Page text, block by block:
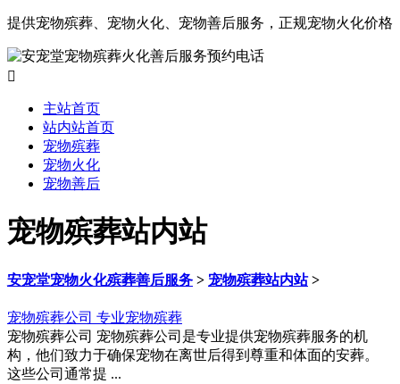
提供宠物殡葬、宠物火化、宠物善后服务，正规宠物火化价格

主站首页
站内站首页
宠物殡葬
宠物火化
宠物善后
宠物殡葬站内站
安宠堂宠物火化殡葬善后服务 > 宠物殡葬站内站 >
宠物殡葬公司 专业宠物殡葬
宠物殡葬公司 宠物殡葬公司是专业提供宠物殡葬服务的机
构，他们致力于确保宠物在离世后得到尊重和体面的安葬。
这些公司通常提 ...